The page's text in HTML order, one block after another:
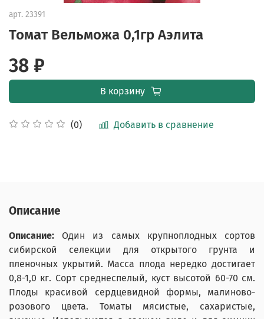
арт. 23391
Томат Вельможа 0,1гр Аэлита
(0) Добавить в сравнение
38 ₽
В корзину
Описание
Описание: Один из самых крупноплодных сортов
сибирской селекции для открытого грунта и
пленочных укрытий. Масса плода нередко достигает
0,8-1,0 кг. Сорт среднеспелый, куст высотой 60-70 см.
Плоды красивой сердцевидной формы, малиново-
розового цвета. Томаты мясистые, сахаристые,